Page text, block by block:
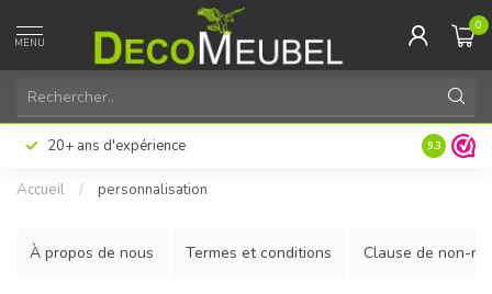
MENU
0
20+ ans d'expérience 9.3
Accueil / personnalisation
À propos de nous Termes et conditions Clause de non-